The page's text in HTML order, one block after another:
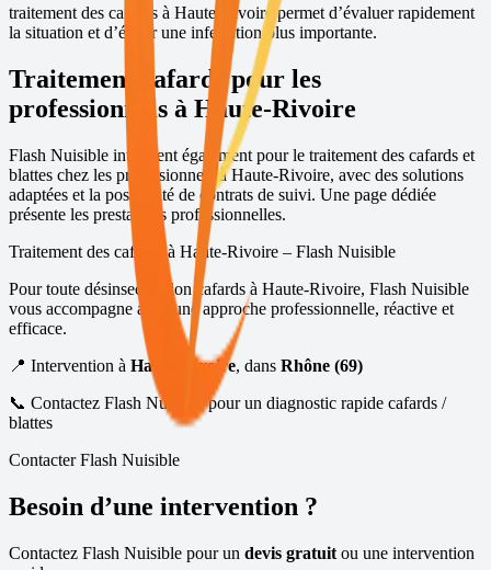
traitement des cafards à Haute-Rivoire permet d’évaluer rapidement
la situation et d’éviter une infestation plus importante.
Traitement cafards pour les
professionnels à Haute-Rivoire
Flash Nuisible intervient également pour le traitement des cafards et
blattes chez les professionnels àHaute-Rivoire, avec des solutions
adaptées et la possibilité de contrats de suivi. Une page dédiée
présente les prestations professionnelles.
Traitement des cafards à Haute-Rivoire – Flash Nuisible
Pour toute désinsectisation cafards à Haute-Rivoire, Flash Nuisible
vous accompagne avec une approche professionnelle, réactive et
efficace.
📍 Intervention à Haute-Rivoire, dans Rhône (69)
📞 Contactez Flash Nuisible pour un diagnostic rapide cafards /
blattes
Contacter Flash Nuisible
Besoin d’une intervention ?
Contactez Flash Nuisible pour un devis gratuit ou une intervention